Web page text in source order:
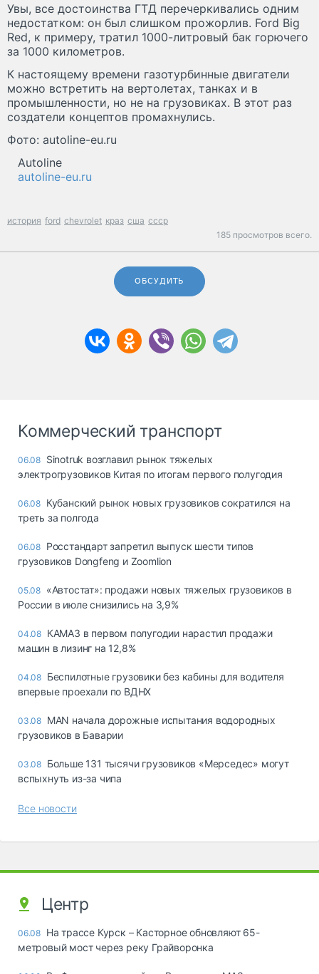
Увы, все достоинства ГТД перечеркивались одним
недостатком: он был слишком прожорлив. Ford Big
Red, к примеру, тратил 1000-литровый бак горючего
за 1000 километров.
К настоящему времени газотурбинные двигатели
можно встретить на вертолетах, танках и в
промышленности, но не на грузовиках. В этот раз
создатели концептов промахнулись.
Фото: autoline-eu.ru
Autoline
autoline-eu.ru
история ford chevrolet краз сша ссср
185 просмотров всего.
ОБСУДИТЬ
Коммерческий транспорт
06.08 Sinotruk возглавил рынок тяжелых
электрогрузовиков Китая по итогам первого полугодия
06.08 Кубанский рынок новых грузовиков сократился на
треть за полгода
06.08 Росстандарт запретил выпуск шести типов
грузовиков Dongfeng и Zoomlion
05.08 «Автостат»: продажи новых тяжелых грузовиков в
России в июле снизились на 3,9%
04.08 КАМАЗ в первом полугодии нарастил продажи
машин в лизинг на 12,8%
04.08 Беспилотные грузовики без кабины для водителя
впервые проехали по ВДНХ
03.08 MAN начала дорожные испытания водородных
грузовиков в Баварии
03.08 Больше 131 тысячи грузовиков «Мерседес» могут
вспыхнуть из-за чипа
Все новости
Центр
06.08 На трассе Курск – Касторное обновляют 65-
метровый мост через реку Грайворонка